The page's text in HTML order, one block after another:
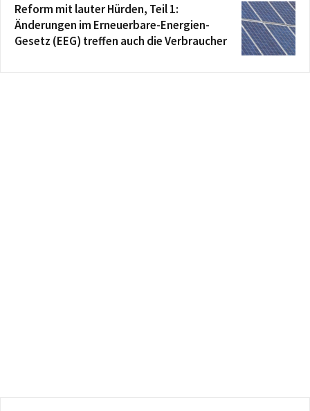
Reform mit lauter Hürden, Teil 1:
Änderungen im Erneuerbare-Energien-
Gesetz (EEG) treffen auch die Verbraucher